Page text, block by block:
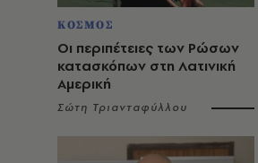
ΚΟΣΜΟΣ
Οι περιπέτειες των Ρώσων
κατασκόπων στη Λατινική
Αμερική
Σώτη Τριανταφύλλου